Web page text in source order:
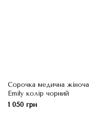
Сорочка медична жіноча
Emily колір чорний
1 050 грн